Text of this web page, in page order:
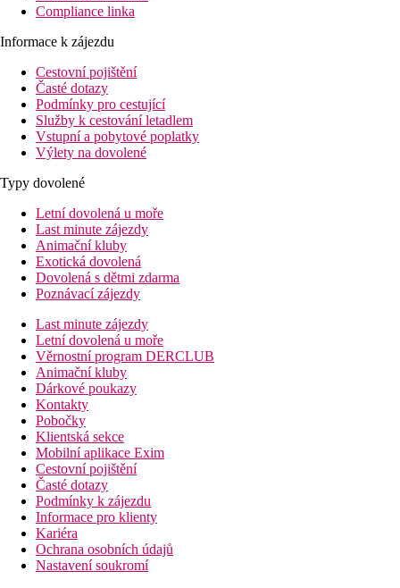
Compliance linka
Informace k zájezdu
Cestovní pojištění
Časté dotazy
Podmínky pro cestující
Služby k cestování letadlem
Vstupní a pobytové poplatky
Výlety na dovolené
Typy dovolené
Letní dovolená u moře
Last minute zájezdy
Animační kluby
Exotická dovolená
Dovolená s dětmi zdarma
Poznávací zájezdy
Last minute zájezdy
Letní dovolená u moře
Věrnostní program DERCLUB
Animační kluby
Dárkové poukazy
Kontakty
Pobočky
Klientská sekce
Mobilní aplikace Exim
Cestovní pojištění
Časté dotazy
Podmínky k zájezdu
Informace pro klienty
Kariéra
Ochrana osobních údajů
Nastavení soukromí